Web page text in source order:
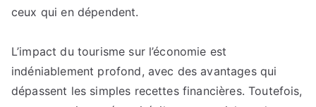
ceux qui en dépendent.
L’impact du tourisme sur l’économie est
indéniablement profond, avec des avantages qui
dépassent les simples recettes financières. Toutefois,